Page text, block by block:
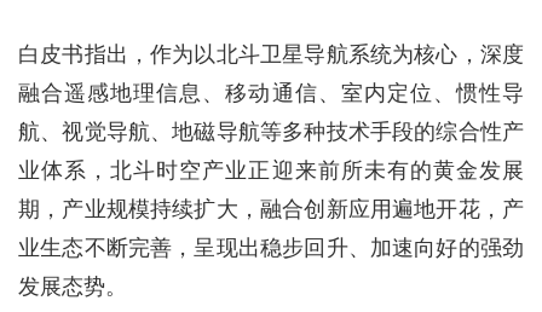
白皮书指出，作为以北斗卫星导航系统为核心，深度
融合遥感地理信息、移动通信、室内定位、惯性导
航、视觉导航、地磁导航等多种技术手段的综合性产
业体系，北斗时空产业正迎来前所未有的黄金发展
期，产业规模持续扩大，融合创新应用遍地开花，产
业生态不断完善，呈现出稳步回升、加速向好的强劲
发展态势。